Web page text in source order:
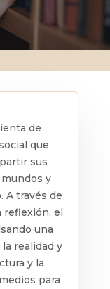
de
que
sus
y
A través de
reflexión, el
una
realidad y
y la
para